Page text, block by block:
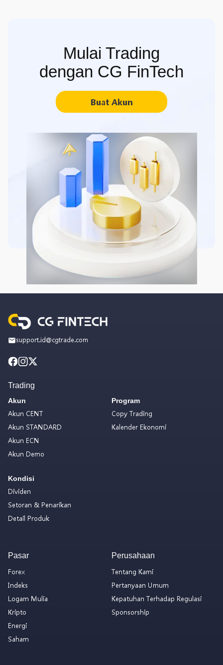
Mulai Trading
dengan CG FinTech
Buat Akun
support.id@cgtrade.com
Trading
Akun
Akun CENT
Akun STANDARD
Akun ECN
Akun Demo
Kondisi
Dividen
Setoran & Penarikan
Detail Produk
Program
Copy Trading
Kalender Ekonomi
Pasar
Forex
Indeks
Logam Mulia
Kripto
Energi
Saham
Perusahaan
Tentang Kami
Pertanyaan Umum
Kepatuhan Terhadap Regulasi
Sponsorship